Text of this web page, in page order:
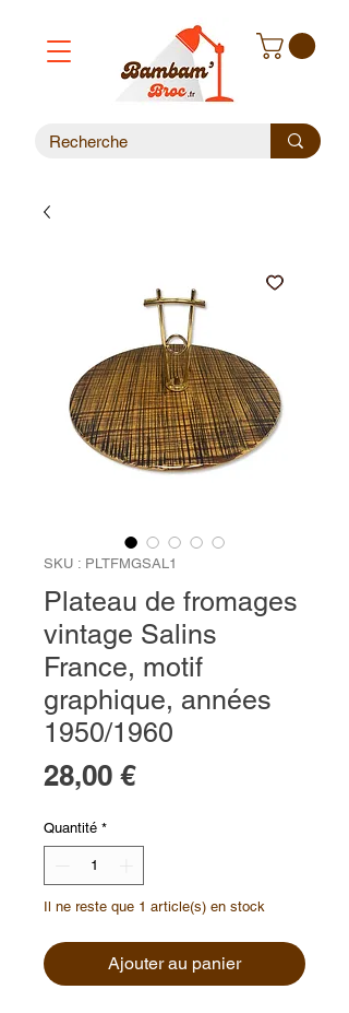
SKU : PLTFMGSAL1
Plateau de fromages
vintage Salins
France, motif
graphique, années
1950/1960
28,00 €Prix
Quantité *
Il ne reste que 1 article(s) en stock
Ajouter au panier